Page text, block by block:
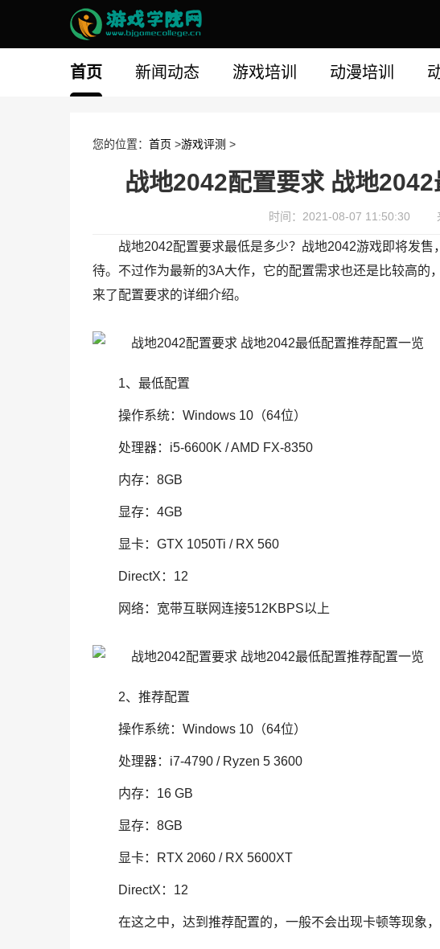
首页 新闻动态 游戏培训 动漫培训
您的位置： 首页 >游戏评测 >
战地2042配置要求 战地
时间：2021-08-07 11:50:30
战地2042配置要求最低是多少？战地2042游戏即将发
待。不过作为最新的3A大作，它的配置需求也还是比较高的
来了配置要求的详细介绍。
1、最低配置
操作系统：Windows 10（64位）
处理器：i5-6600K / AMD FX-8350
内存：8GB
显存：4GB
显卡：GTX 1050Ti / RX 560
DirectX：12
网络：宽带互联网连接512KBPS以上
2、推荐配置
操作系统：Windows 10（64位）
处理器：i7-4790 / Ryzen 5 3600
内存：16 GB
显存：8GB
显卡：RTX 2060 / RX 5600XT
DirectX：12
在这之中，达到推荐配置的，一般不会出现卡顿等现象